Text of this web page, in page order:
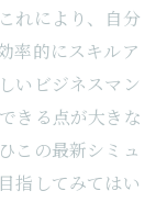
れにより、自分
率的にスキルア
いビジネスマン
きる点が大きな
この最新シミュ
指してみてはい